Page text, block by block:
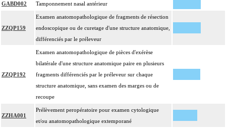
GABD002 Tamponnement nasal antérieur
ZZQP159
Examen anatomopathologique de fragments de résection
endoscopique ou de curetage d'une structure anatomique,
différenciés par le préleveur
ZZQP192
Examen anatomopathologique de pièces d'exérèse
bilatérale d'une structure anatomique paire en plusieurs
fragments différenciés par le préleveur sur chaque
structure anatomique, sans examen des marges ou de
recoupe
ZZHA001
Prélèvement peropératoire pour examen cytologique
et/ou anatomopathologique extemporané